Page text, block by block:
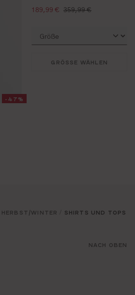
-47%
verkaufspreis:
189,99 € regulärer preis:
359,99 €
GRÖSSE WÄHLEN
HERBST/WINTER SHIRTS UND TOPS
NACH OBEN